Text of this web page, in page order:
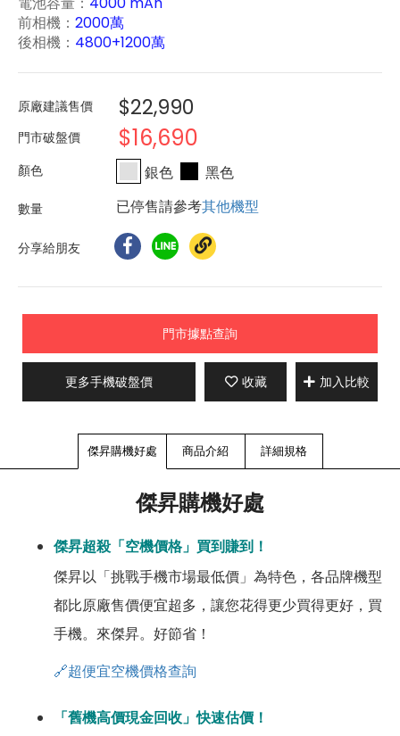
前相機： 2000萬
後相機： 4800+1200萬
原廠建議售價 $22,990
門市破盤價 $16,690
銀色
黑色
已停售請參考其他機型
分享給朋友
門市據點查詢
更多手機破盤價 收藏 加入比較
傑昇購機好處 商品介紹 詳細規格
傑昇購機好處
傑昇超殺「空機價格」買到賺到！
傑昇以「挑戰手機市場最低價」為特色，各品牌機型
都比原廠售價便宜超多，讓您花得更少買得更好，買
手機。來傑昇。好節省！
🔗超便宜空機價格查詢
「舊機高價現金回收」快速估價！